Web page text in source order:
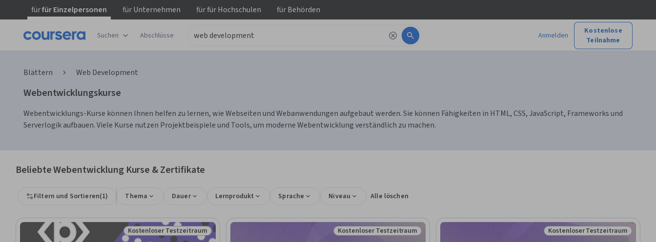
fürfür Einzelpersonen fürUnternehmen fürfür Hochschulen fürBehörden
Suchen Abschlüsse Anmelden
Kostenlose
Teilnahme
Blättern Web Development
Webentwicklungskurse
Webentwicklungs-Kurse können Ihnen helfen zu lernen, wie Webseiten und Webanwendungen aufgebaut werden. Sie können Fähigkeiten in HTML, CSS, JavaScript, Frameworks und
Serverlogik aufbauen. Viele Kurse nutzen Projektbeispiele und Tools, um moderne Webentwicklung verständlich zu machen.
Beliebte Webentwicklung Kurse & Zertifikate
Filtern und Sortieren(1) Thema Dauer Lernprodukt Sprache Niveau Alle löschen
Status: Kostenloser Testzeitraum
Kostenloser Testzeitraum Status: Kostenloser Testzeitraum
Kostenloser Testzeitraum Status: Kostenloser
Kostenloser Testzeitraum